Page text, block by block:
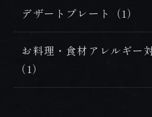
デザートプレート（1）
お料理・食材アレルギー
（1）